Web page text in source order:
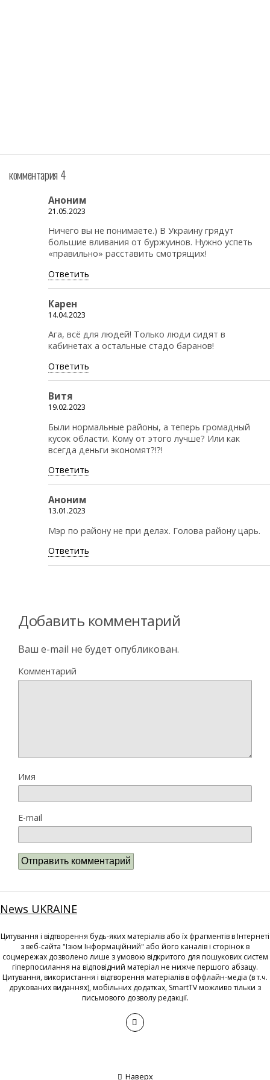
комментария 4
Аноним
21.05.2023
Ничего вы не понимаете.) В Украину грядут
большие вливания от буржуинов. Нужно успеть
«правильно» расставить смотрящих!
Ответить
Карен
14.04.2023
Ага, всё для людей! Только люди сидят в
кабинетах а остальные стадо баранов!
Ответить
Витя
19.02.2023
Были нормальные районы, а теперь громадный
кусок области. Кому от этого лучше? Или как
всегда деньги экономят?!?!
Ответить
Аноним
13.01.2023
Мэр по району не при делах. Голова району царь.
Ответить
Добавить комментарий
Ваш e-mail не будет опубликован.
Комментарий
Имя
E-mail
News UKRAINE
Цитування і відтворення будь-яких матеріалів або їх фрагментів в Інтернеті
з веб-сайта "Ізюм Інформаційний" або його каналів і сторінок в
соцмережах дозволено лише з умовою відкритого для пошукових систем
гіперпосилання на відповідний матеріал не нижче першого абзацу.
Цитування, використання і відтворення матеріалів в оффлайн-медіа (в т.ч.
друкованих виданнях), мобільних додатках, SmartTV можливо тільки з
письмового дозволу редакції.
Наверх